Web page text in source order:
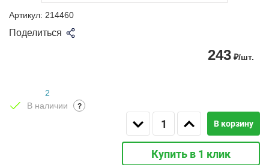
Артикул: 214460
Поделиться
243 ₽/шт.
2
В наличии
?
В корзину
Купить в 1 клик